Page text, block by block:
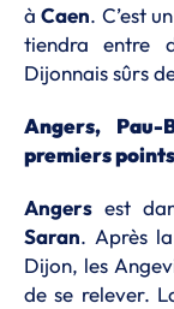
àCaen. C’est
tiendra entre
Dijonnais sûrs
Angers,
premiers points
Angers est
Saran. Après
Dijon, les
de se relever.